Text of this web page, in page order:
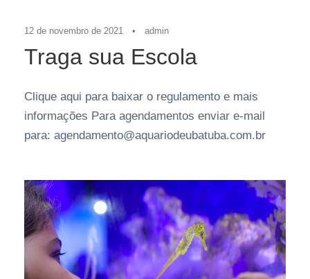
12 de novembro de 2021 • admin
Traga sua Escola
Clique aqui para baixar o regulamento e mais
informações Para agendamentos enviar e-mail
para: agendamento@aquariodeubatuba.com.br